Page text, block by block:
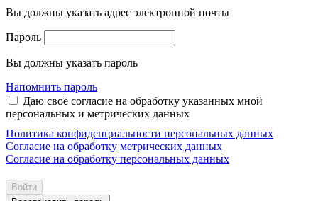
Вы должны указать адрес электронной почты
Пароль
Вы должны указать пароль
Напомнить пароль
Даю своё согласие на обработку указанных мной
персональных и метрических данных
Политика конфиденциальности персональных данных
Согласие на обработку метрических данных
Согласие на обработку персональных данных
Войти